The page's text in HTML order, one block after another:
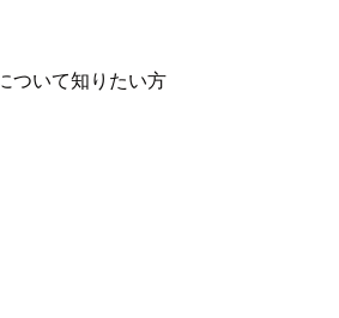
ついて知りたい方